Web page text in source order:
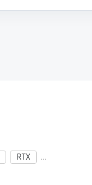
RTX
...